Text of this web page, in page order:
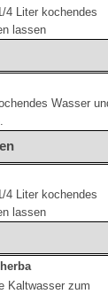
4 Liter kochendes
lassen
Wasser
4 Liter kochendes
lassen
Kaltwasser zum